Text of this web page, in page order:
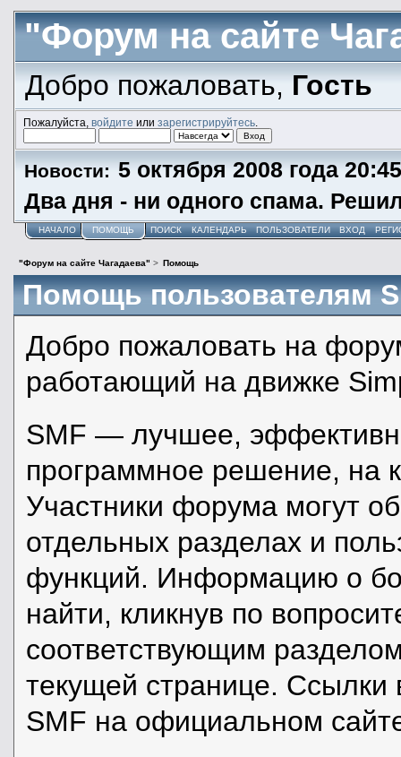
"Форум на сайте
Добро пожаловать,Гость
Пожалуйста, войдите или зарегистрируйтесь.
Новости: 5 октября 2008 года 20:45
Два дня - ни одного спама.
НАЧАЛО ПОМОЩЬ ПОИСК КАЛЕНДАРЬ ПОЛЬЗОВАТЕЛИ ВХОД
"Форум на сайте Чагадаева" > Помощь
Помощь пользователям
Добро пожаловать на
работающий на движке
SMF — лучшее,
программное решение, на
Участники форума могут
отдельных разделах и
функций. Информацию о
найти, кликнув по
соответствующим
текущей странице. Ссылки
SMF на официальном